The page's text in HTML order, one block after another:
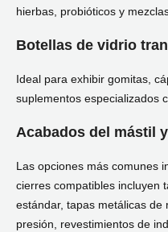
hierbas, probióticos y
Botellas de vidrio
Ideal para exhibir gomitas,
suplementos especializados
Acabados del mástil
Las opciones más comunes
cierres compatibles incluyen
estándar, tapas metálicas de
presión, revestimientos de